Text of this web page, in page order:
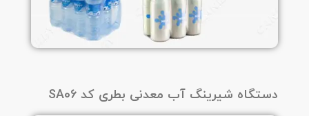
دستگاه شیرینگ آب معدنی بطری کد SA06